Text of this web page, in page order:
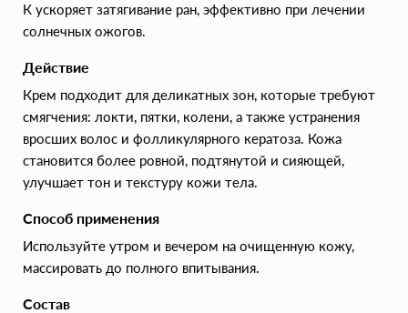
К ускоряет затягивание ран, эффективно при лечении
солнечных ожогов.
Действие
Крем подходит для деликатных зон, которые требуют
смягчения: локти, пятки, колени, а также устранения
вросших волос и фолликулярного кератоза. Кожа
становится более ровной, подтянутой и сияющей,
улучшает тон и текстуру кожи тела.
Способ применения
Используйте утром и вечером на очищенную кожу,
массировать до полного впитывания.
Состав